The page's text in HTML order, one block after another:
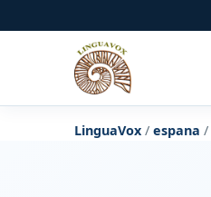
LinguaVox / espana /